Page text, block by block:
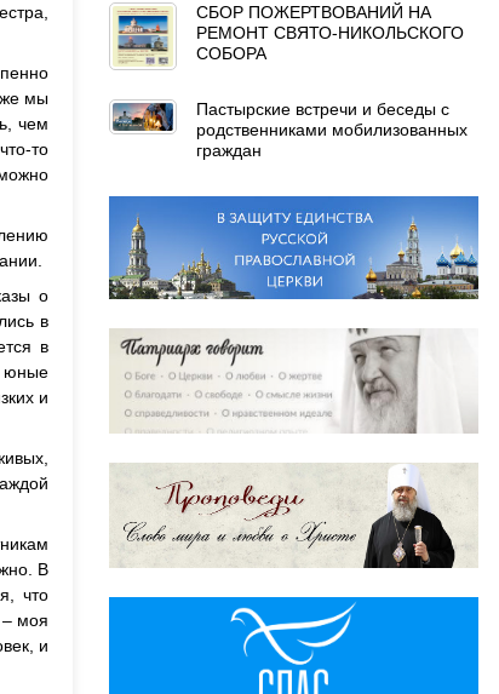
же мы
чем
то
о
в
в
юные
и
В
что
– моя
и
СБОР ПОЖЕРТВОВАНИЙ НА
РЕМОНТ СВЯТО-НИКОЛЬСКОГО
СОБОРА
Пастырские встречи и беседы с
родственниками мобилизованных
граждан